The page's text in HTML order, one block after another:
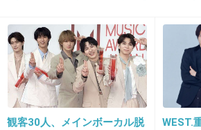
24. 匿名2018/12/28(金) 19:30:06
1000万とか２ヶ月くらいあれ
ね…もしかしたら１ヶ月かな？
観客30人、メインボーカル脱
WEST.